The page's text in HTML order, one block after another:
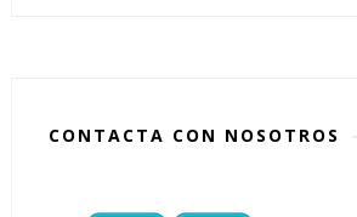
CONTACTA CON NOSOTROS